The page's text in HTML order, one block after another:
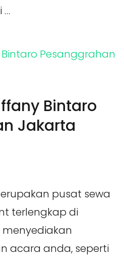
…
Bintaro
Jakarta
pusat sewa
terlengkap di
acara anda, seperti